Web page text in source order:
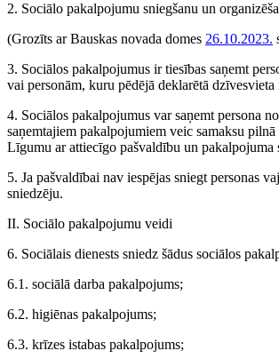
2. Sociālo pakalpojumu sniegšanu un
(Grozīts ar Bauskas novada domes 26.10.2023.
3. Sociālos pakalpojumus ir tiesības saņemt
vai personām, kuru pēdējā deklarētā
4. Sociālos pakalpojumus var saņemt persona
saņemtajiem pakalpojumiem veic samaksu
Līgumu ar attiecīgo pašvaldību un pakalpojuma
5. Ja pašvaldībai nav iespējas sniegt personas
sniedzēju.
II. Sociālo pakalpojumu veidi
6. Sociālais dienests sniedz šādus sociālos
6.1. sociālā darba pakalpojums;
6.2. higiēnas pakalpojums;
6.3. krīzes istabas pakalpojums;